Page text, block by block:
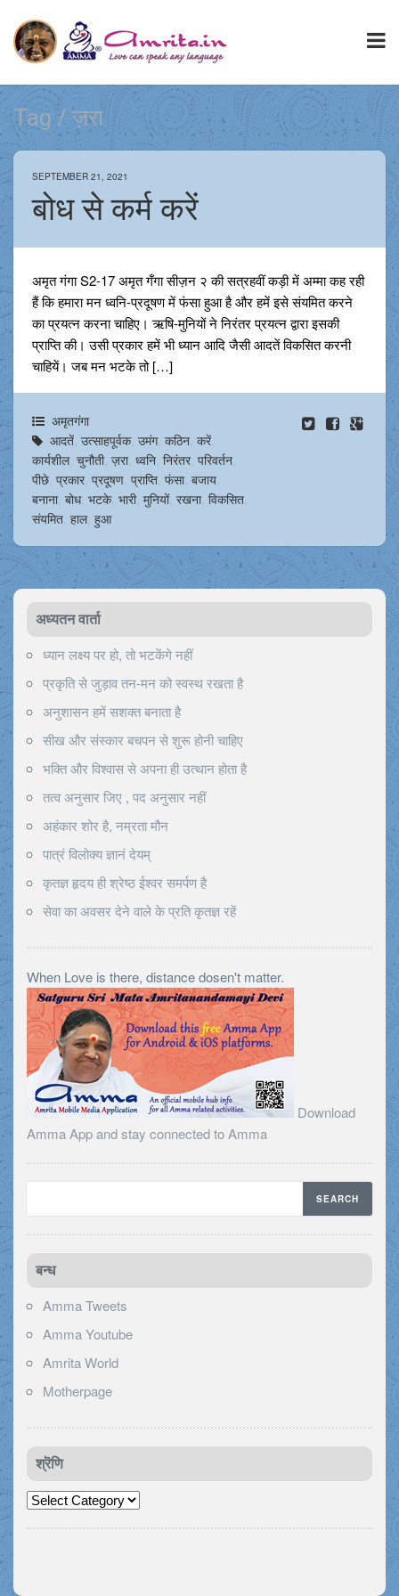
Tag / ज़रा
SEPTEMBER 21, 2021
बोध से कर्म करें
अमृत गंगा S2-17 अमृत गँगा सीज़न २ की सत्रहवीं कड़ी में अम्मा कह रही
हैं कि हमारा मन ध्वनि-प्रदूषण में फंसा हुआ है और हमें इसे संयमित करने
का प्रयत्न करना चाहिए। ऋषि-मुनियों ने निरंतर प्रयत्न द्वारा इसकी
प्राप्ति की। उसी प्रकार हमें भी ध्यान आदि जैसी आदतें विकसित करनी
चाहियें। जब मन भटके तो […]
अमृतगंगा
आदतें, उत्साहपूर्वक, उमंग, कठिन, करें,
कार्यशील, चुनौती, ज़रा, ध्वनि, निरंतर, परिवर्तन,
पीछे, प्रकार, प्रदूषण, प्राप्ति, फंसा, बजाय,
बनाना, बोध, भटके, भारी, मुनियों, रखना, विकसित,
संयमित, हाल, हुआ
अध्यतन वार्ता
ध्यान लक्ष्य पर हो, तो भटकेंगे नहीं
प्रकृति से जुड़ाव तन-मन को स्वस्थ रखता है
अनुशासन हमें सशक्त बनाता है
सीख और संस्कार बचपन से शुरू होनी चाहिए
भक्ति और विश्वास से अपना ही उत्थान होता है
तत्व अनुसार जिए , पद अनुसार नहीं
अहंकार शोर है, नम्रता मौन
पात्रं विलोक्य ज्ञानं देयम्
कृतज्ञ हृदय ही श्रेष्ठ ईश्वर समर्पण है
सेवा का अवसर देने वाले के प्रति कृतज्ञ रहें
When Love is there, distance dosen't matter.
Download
Amma App and stay connected to Amma
बन्ध
Amma Tweets
Amma Youtube
Amrita World
Motherpage
श्रॆणि
श्रॆणि